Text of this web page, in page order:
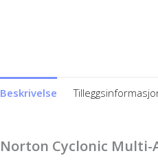
Beskrivelse
Norton Cyclonic Multi-